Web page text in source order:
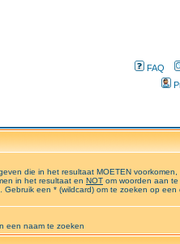
FAQ
die in het resultaat MOETEN voorkomen,
in het resultaat en NOT om woorden aan
een * (wildcard) om te zoeken op een
een naam te zoeken